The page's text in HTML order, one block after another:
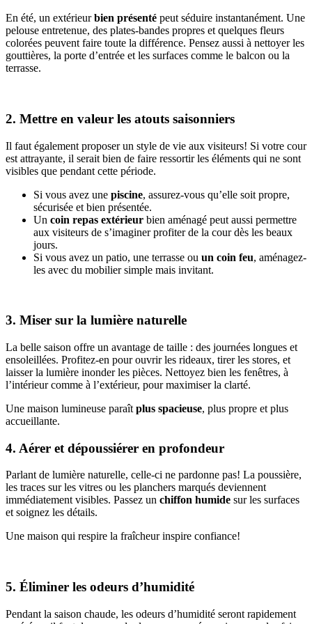
En été, un extérieurbien présenté peut séduire instantanément. Une
pelouse entretenue, des plates-bandes propres et quelques fleurs
colorées peuvent faire toute la différence. Pensez aussi à nettoyer les
gouttières, la porte d’entrée et les surfaces comme le balcon ou la
terrasse.
2. Mettre en valeur les atouts saisonniers
Il faut également proposer un style de vie aux visiteurs! Si votre cour
est attrayante, il serait bien de faire ressortir les éléments qui ne sont
visibles que pendant cette période.
Si vous avez une piscine, assurez-vous qu’elle soit propre,
sécurisée et bien présentée.
Un coin repas extérieur bien aménagé peut aussi permettre
aux visiteurs de s’imaginer profiter de la cour dès les beaux
jours.
Si vous avez un patio, une terrasse ou un coin feu, aménagez-
les avec du mobilier simple mais invitant.
3. Miser sur la lumière naturelle
La belle saison offre un avantage de taille : des journées longues et
ensoleillées. Profitez-en pour ouvrir les rideaux, tirer les stores, et
laisser la lumière inonder les pièces. Nettoyez bien les fenêtres, à
l’intérieur comme à l’extérieur, pour maximiser la clarté.
Une maison lumineuse paraît plus spacieuse, plus propre et plus
accueillante.
4. Aérer et dépoussiérer en profondeur
Parlant de lumière naturelle, celle-ci ne pardonne pas! La poussière,
les traces sur les vitres ou les planchers marqués deviennent
immédiatement visibles. Passez un chiffon humide sur les surfaces
et soignez les détails.
Une maison qui respire la fraîcheur inspire confiance!
5. Éliminer les odeurs d’humidité
Pendant la saison chaude, les odeurs d’humidité seront rapidement